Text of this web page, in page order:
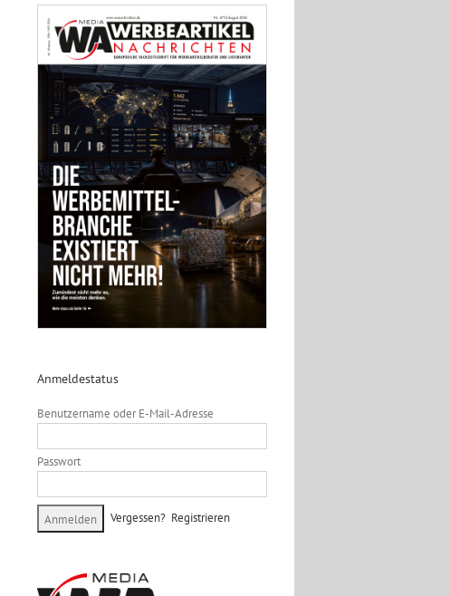
Anmeldestatus
Benutzername oder E-Mail-Adresse
Passwort
Vergessen? Registrieren